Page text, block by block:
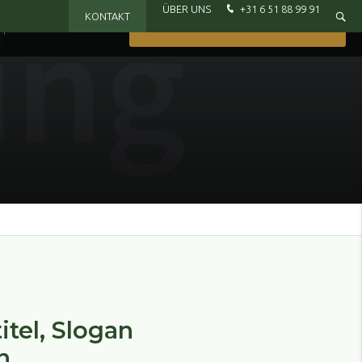
+31 6 51 88 99 91
KONTAKT
ÜBER UNS
Slogan